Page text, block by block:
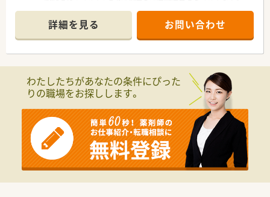
ーツイベントの協賛や実施を通じて地域医療サポートに取り組
んでおります。
■調剤ロボット等、最新の調剤機器を導入し調剤・監査業務を効
率化することで薬剤師の対人業務を強化しております。
を身に着けながらもしっかりと分業ができております。
＜ワークライフ・バランスを推進＞
■社員の健康増進に取り組み、残業時間も毎年改善傾向で平均8
時間/月！ホワイト500にも認定されています！
■産育休からの復帰率97.2％と女性も長く働くことができる企
業です。
■離職率7.4％と新卒からの定着率も高く「働きやすい」と定評の
ある企業です。
■年間休日110日。今後、毎年年間休日数を増やして行く予定で
す！
詳細を見る お問い合わせ
わたしたちがあなたの条件にぴった
りの職場をお探しします。